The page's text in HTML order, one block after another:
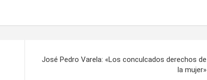
José Pedro Varela: «Los conculcados derechos de
la mujer»